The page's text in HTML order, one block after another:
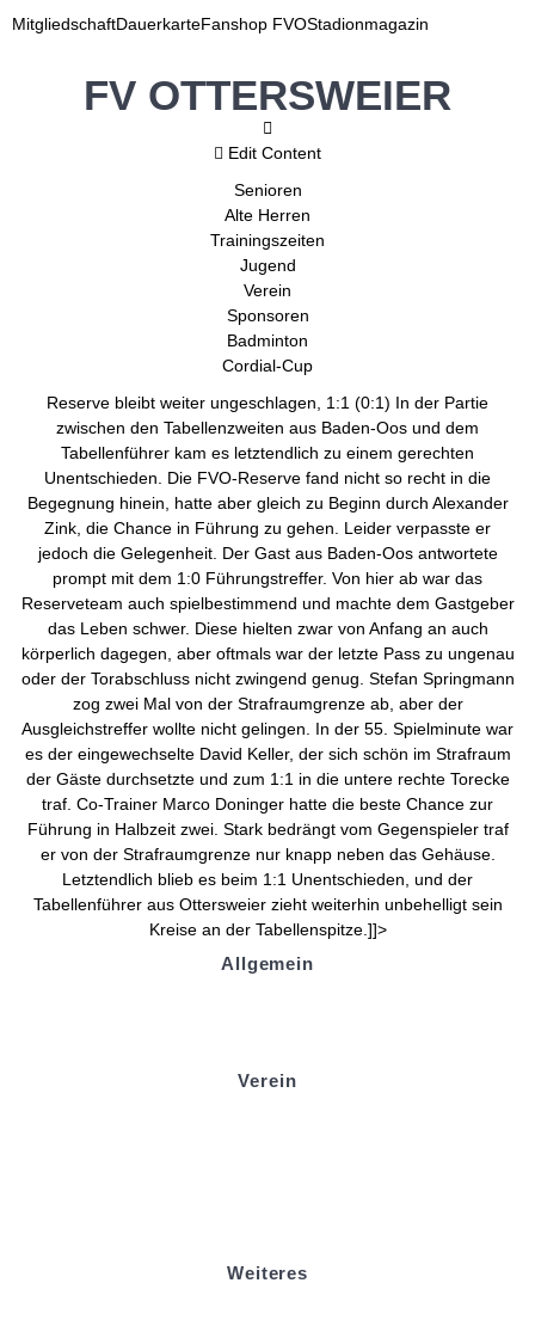
MitgliedschaftDauerkarteFanshop FVOStadionmagazin
FV OTTERSWEIER
Edit Content
Senioren
Alte Herren
Trainingszeiten
Jugend
Verein
Sponsoren
Badminton
Cordial-Cup
Reserve bleibt weiter ungeschlagen, 1:1 (0:1) In der Partie
zwischen den Tabellenzweiten aus Baden-Oos und dem
Tabellenführer kam es letztendlich zu einem gerechten
Unentschieden. Die FVO-Reserve fand nicht so recht in die
Begegnung hinein, hatte aber gleich zu Beginn durch Alexander
Zink, die Chance in Führung zu gehen. Leider verpasste er
jedoch die Gelegenheit. Der Gast aus Baden-Oos antwortete
prompt mit dem 1:0 Führungstreffer. Von hier ab war das
Reserveteam auch spielbestimmend und machte dem Gastgeber
das Leben schwer. Diese hielten zwar von Anfang an auch
körperlich dagegen, aber oftmals war der letzte Pass zu ungenau
oder der Torabschluss nicht zwingend genug. Stefan Springmann
zog zwei Mal von der Strafraumgrenze ab, aber der
Ausgleichstreffer wollte nicht gelingen. In der 55. Spielminute war
es der eingewechselte David Keller, der sich schön im Strafraum
der Gäste durchsetzte und zum 1:1 in die untere rechte Torecke
traf. Co-Trainer Marco Doninger hatte die beste Chance zur
Führung in Halbzeit zwei. Stark bedrängt vom Gegenspieler traf
er von der Strafraumgrenze nur knapp neben das Gehäuse.
Letztendlich blieb es beim 1:1 Unentschieden, und der
Tabellenführer aus Ottersweier zieht weiterhin unbehelligt sein
Kreise an der Tabellenspitze.]]>
Allgemein
Verein
Weiteres